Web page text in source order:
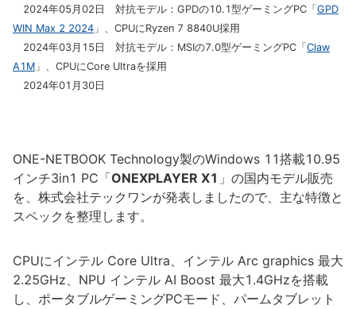
2024年05月02日 対抗モデル：GPDの10.1型ゲーミングPC「 GPD
WIN Max 2 2024 」、CPUにRyzen 7 8840U採用
2024年03月15日 対抗モデル：MSIの7.0型ゲーミングPC「 Claw
A1M 」、CPUにCore Ultraを採用
2024年01月30日
ONE-NETBOOK Technology製のWindows 11搭載10.95
インチ3in1 PC「ONEXPLAYER X1 」の国内モデル販売
を、株式会社テックワンが発表しましたので、主な特徴と
スペックを整理します。
CPUにインテル Core Ultra、インテル Arc graphics 最大
2.25GHz、NPU インテル AI Boost 最大1.4GHzを搭載
し、ポータブルゲーミングPCモード、パームタブレット